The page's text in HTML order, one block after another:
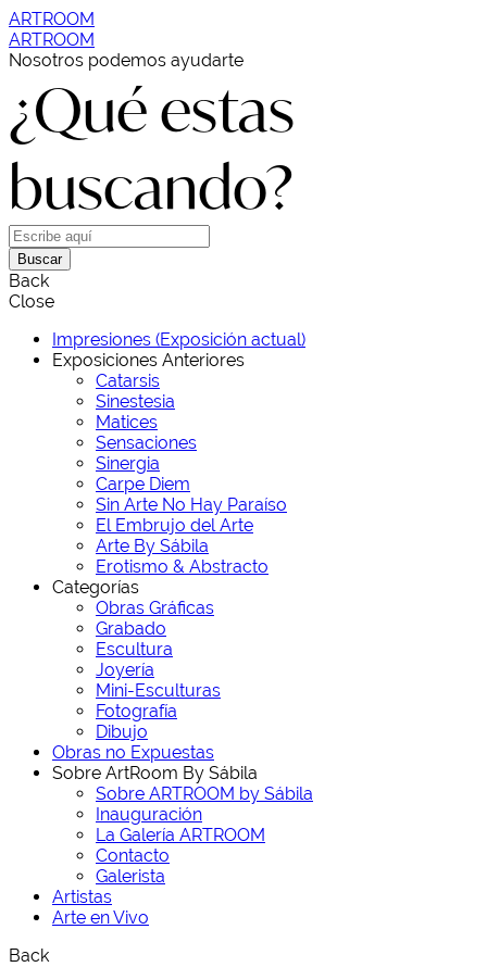
ARTROOM
ARTROOM
Nosotros podemos ayudarte
¿Qué estas
buscando?
Buscar
Back
Close
Impresiones (Exposición actual)
Exposiciones Anteriores
Catarsis
Sinestesia
Matices
Sensaciones
Sinergia
Carpe Diem
Sin Arte No Hay Paraíso
El Embrujo del Arte
Arte By Sábila
Erotismo & Abstracto
Categorías
Obras Gráficas
Grabado
Escultura
Joyería
Mini-Esculturas
Fotografía
Dibujo
Obras no Expuestas
Sobre ArtRoom By Sábila
Sobre ARTROOM by Sábila
Inauguración
La Galería ARTROOM
Contacto
Galerista
Artistas
Arte en Vivo
Back